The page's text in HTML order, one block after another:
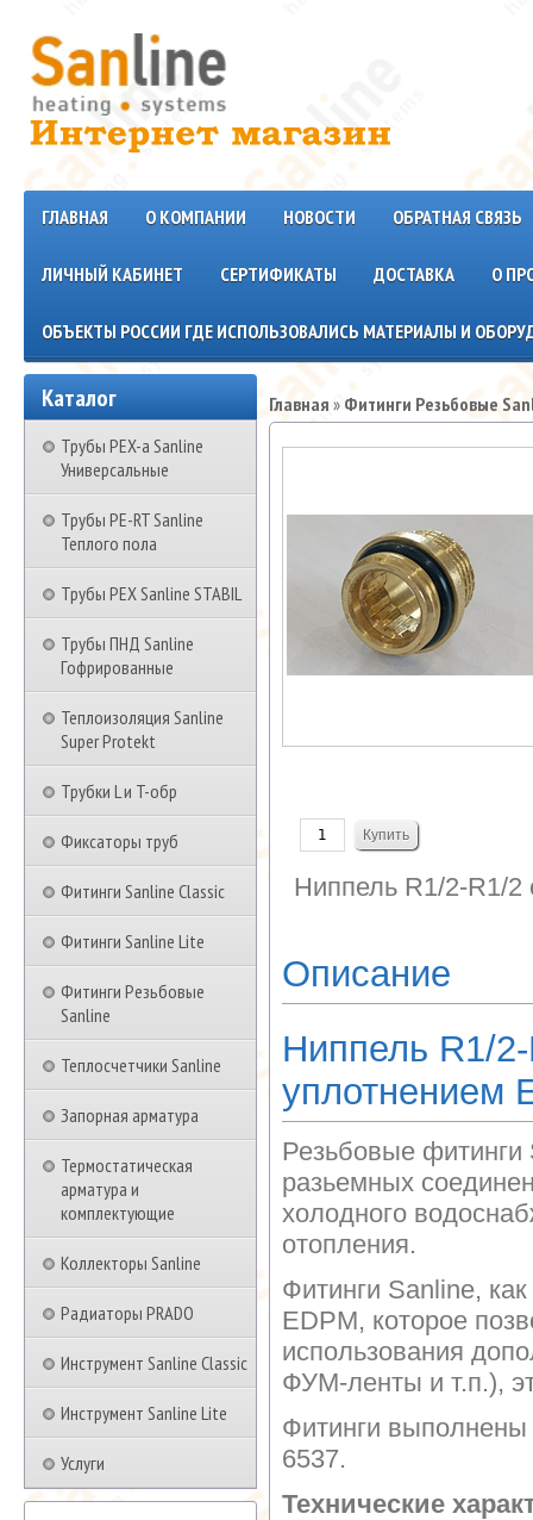
ГЛАВНАЯ О КОМПАНИИ НОВОСТИ ОБРАТНАЯ СВЯЗЬ
ЛИЧНЫЙ КАБИНЕТ СЕРТИФИКАТЫ ДОСТАВКА О
ОБЪЕКТЫ РОССИИ ГДЕ ИСПОЛЬЗОВАЛИСЬ МАТЕРИАЛЫ И
Каталог
Трубы PEX-a Sanline
Универсальные
Трубы PE-RT Sanline
Теплого пола
Трубы PEX Sanline STABIL
Трубы ПНД Sanline
Гофрированные
Теплоизоляция Sanline
Super Protekt
Трубки L и T-обр
Фиксаторы труб
Фитинги Sanline Classic
Фитинги Sanline Lite
Фитинги Резьбовые
Sanline
Теплосчетчики Sanline
Запорная арматура
Термостатическая
арматура и
комплектующие
Коллекторы Sanline
Радиаторы PRADO
Инструмент Sanline Classic
Инструмент Sanline Lite
Услуги
Главная » Фитинги Резьбовые
Ниппель R1/2-R1/2
Описание
Ниппель R1/
уплотнением
Резьбовые фитинги
разьемных
холодного
отопления.
Фитинги Sanline,
EDPM, которое
использования
ФУМ-ленты и т.п.),
Фитинги выполнены
6537.
Технические